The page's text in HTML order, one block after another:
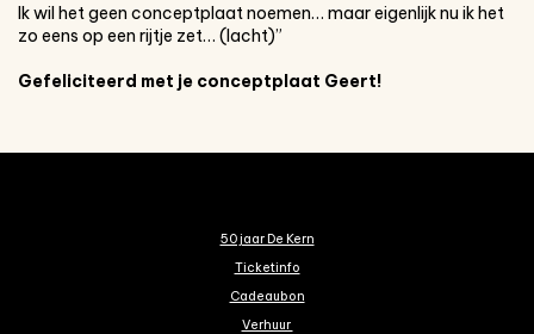
Ik wil het geen conceptplaat noemen… maar eigenlijk nu ik het
zo eens op een rijtje zet… (lacht)”
Gefeliciteerd met je conceptplaat Geert!
50 jaar De Kern
Ticketinfo
Cadeaubon
Verhuur